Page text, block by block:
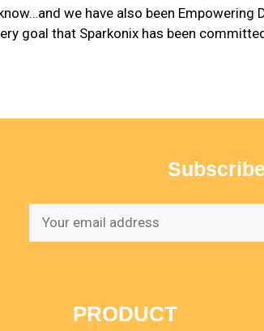
we have also been
goal that Sparkonix has been
PRODUCT